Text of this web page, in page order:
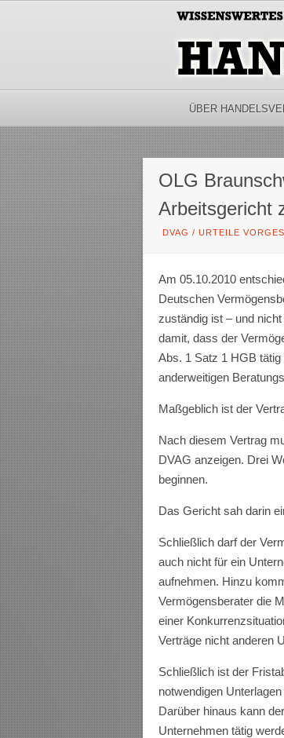
ÜBER
OLG
Arbeitsgericht
DVAG /URTEILE
Am 05.10.2010
Deutschen
zuständig ist – und
damit, dass der
Abs. 1 Satz 1 HGB
anderweitigen
Maßgeblich ist der
Nach diesem Vertrag
DVAG anzeigen. Drei
beginnen.
Das Gericht sah darin
Schließlich darf der
auch nicht für ein
aufnehmen. Hinzu
Vermögensberater die
einer
Verträge nicht anderen
Schließlich ist der
notwendigen
Darüber hinaus kann
Unternehmen tätig